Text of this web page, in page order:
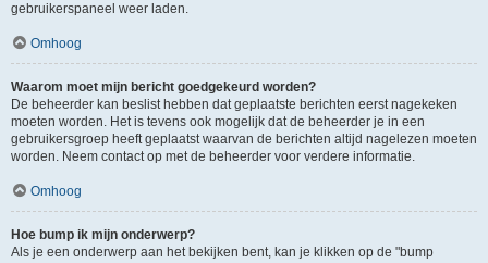
gebruikerspaneel weer laden.
Omhoog
Waarom moet mijn bericht goedgekeurd worden?
De beheerder kan beslist hebben dat geplaatste berichten eerst nagekeken
moeten worden. Het is tevens ook mogelijk dat de beheerder je in een
gebruikersgroep heeft geplaatst waarvan de berichten altijd nagelezen moeten
worden. Neem contact op met de beheerder voor verdere informatie.
Omhoog
Hoe bump ik mijn onderwerp?
Als je een onderwerp aan het bekijken bent, kan je klikken op de "bump